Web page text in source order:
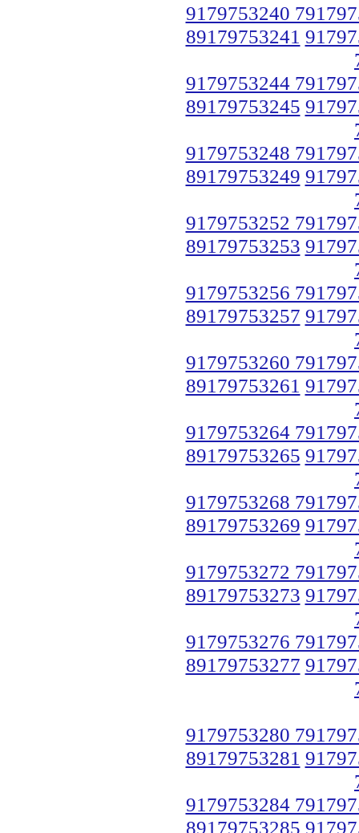
9179753240
89179753241
9179753244
89179753245
9179753248
89179753249
9179753252
89179753253
9179753256
89179753257
9179753260
89179753261
9179753264
89179753265
9179753268
89179753269
9179753272
89179753273
9179753276
89179753277
9179753280
89179753281
9179753284
89179753285